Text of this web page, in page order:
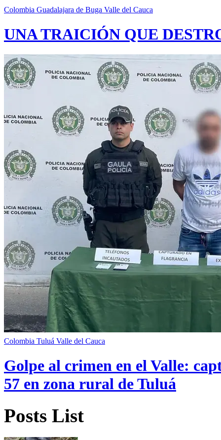
Colombia Guadalajara de Buga Valle del Cauca
UNA TRAICIÓN QUE
Colombia Tuluá Valle del Cauca
Golpe al crimen en el Valle:
57 en zona rural de Tuluá
Posts List